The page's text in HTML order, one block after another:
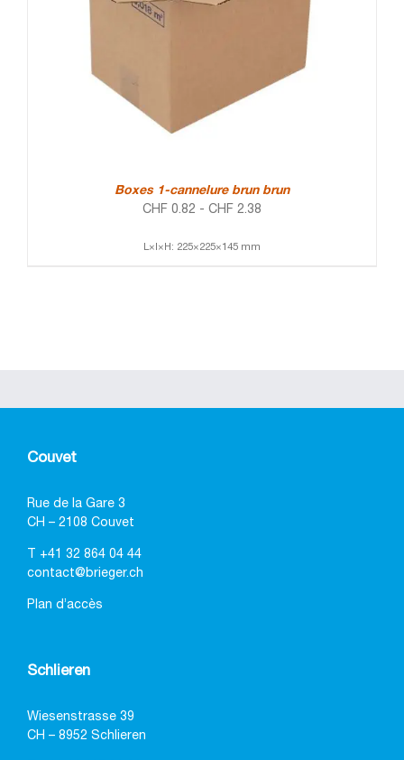
Boxes 1-cannelure brun brun
CHF 0.82 - CHF 2.38
L×l×H: 225×225×145 mm
Couvet
Rue de la Gare 3
CH – 2108 Couvet
+41 32 864 04 44
contact@brieger.ch
Plan d’accès
Schlieren
Wiesenstrasse 39
CH – 8952 Schlieren